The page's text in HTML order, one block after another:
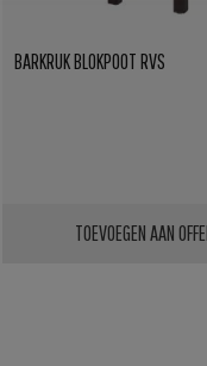
BARKRUK BLOKPOOT RVS
TOEVOEGEN AAN